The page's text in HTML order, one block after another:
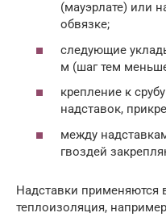
(мауэрлате) или
обвязке;
следующие
м (шаг тем
крепление к
надставок,
между
гвоздей
Надставки применяются
теплоизоляция,